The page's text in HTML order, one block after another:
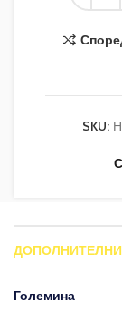
SKU:
Големина